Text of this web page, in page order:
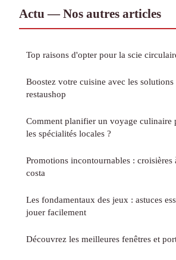
Actu — Nos autres articles
Top raisons d'opter pour la scie
Boostez votre cuisine avec les
restaushop
Comment planifier un voyage culinaire
les spécialités locales ?
Promotions incontournables :
costa
Les fondamentaux des jeux : astuces
jouer facilement
Découvrez les meilleures fenêtres et